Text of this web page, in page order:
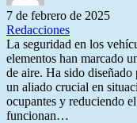
7 de febrero de 2025
Redacciones
La seguridad en los
elementos han marcado
de aire. Ha sido diseñado
un aliado crucial en
ocupantes y reduciendo
funcionan…